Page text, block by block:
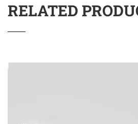
RELATED